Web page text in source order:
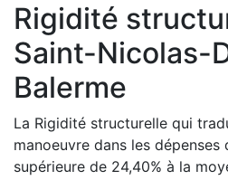
Rigidité
Saint-Nicolas-
Balerme
La Rigidité structurelle qui
manoeuvre dans les dépenses
supérieure de 24,40% à la